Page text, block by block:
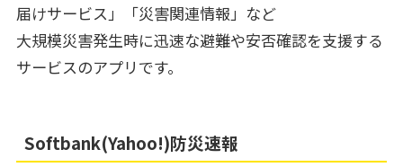
届けサービス」「災害関連情報」など
大規模災害発生時に迅速な避難や安否確認を支援する
サービスのアプリです。
Softbank(Yahoo!)防災速報